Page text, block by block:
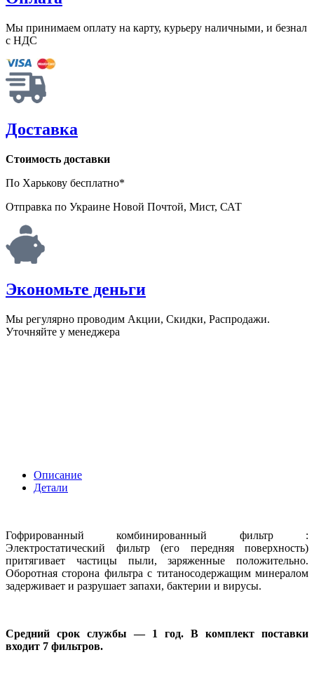
Мы принимаем оплату на карту, курьеру наличными, и безнал
с НДС
Доставка
Стоимость доставки
По Харькову бесплатно*
Отправка по Украине Новой Почтой, Мист, САТ
Экономьте деньги
Мы регулярно проводим Акции, Скидки, Распродажи.
Уточняйте у менеджера
Описание
Детали
Гофрированный комбинированный фильтр :
Электростатический фильтр (его передняя поверхность)
притягивает частицы пыли, заряженные положительно.
Оборотная сторона фильтра с титаносодержащим минералом
задерживает и разрушает запахи, бактерии и вирусы.
Средний срок службы — 1 год. В комплект поставки
входит 7 фильтров.